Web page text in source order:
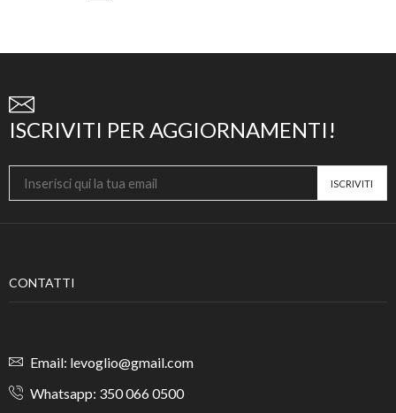
ISCRIVITI PER AGGIORNAMENTI!
CONTATTI
Email: levoglio@gmail.com
Whatsapp: 350 066 0500